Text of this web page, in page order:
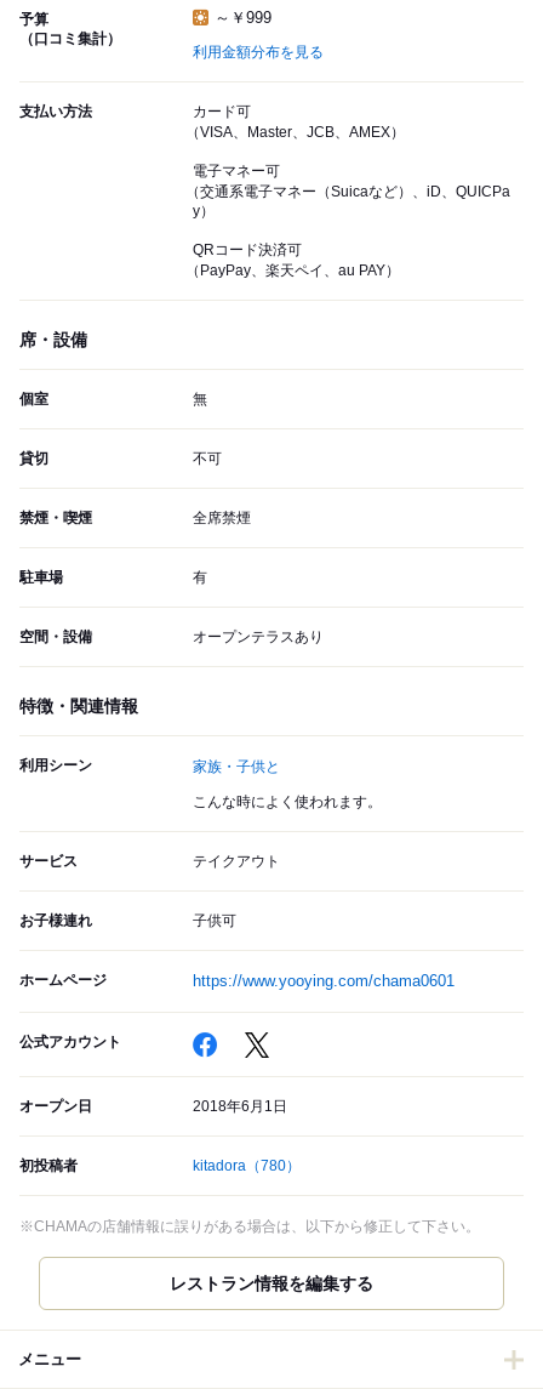
予算
（口コミ集計）
～￥999
利用金額分布を見る
支払い方法
カード可
（VISA、Master、JCB、AMEX）
電子マネー可
（交通系電子マネー（Suicaなど）、iD、QUICPa
y）
QRコード決済可
（PayPay、楽天ペイ、au PAY）
席・設備
個室 無
貸切 不可
禁煙・喫煙 全席禁煙
駐車場 有
空間・設備 オープンテラスあり
特徴・関連情報
利用シーン 家族・子供と
こんな時によく使われます。
サービス テイクアウト
お子様連れ 子供可
ホームページ https://www.yooying.com/chama0601
公式アカウント
オープン日 2018年6月1日
初投稿者 kitadora （780）
※CHAMAの店舗情報に誤りがある場合は、以下から修正して下さい。
メニュー